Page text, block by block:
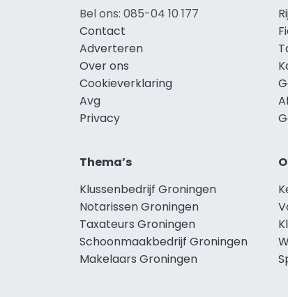
Bel ons: 085-04 10 177
Contact
Adverteren
Over ons
Cookieverklaring
Avg
Privacy
Thema’s
Klussenbedrijf Groningen
Notarissen Groningen
Taxateurs Groningen
Schoonmaakbedrijf Groningen
Makelaars Groningen